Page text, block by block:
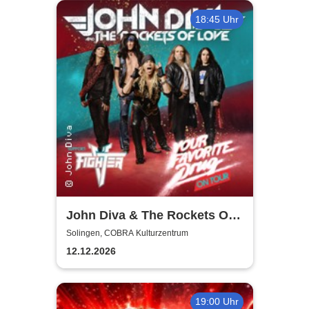
18:45 Uhr
John Diva & The Rockets Of
Love - Tour 2026/2027
Solingen, COBRA Kulturzentrum
12.12.2026
19:00 Uhr